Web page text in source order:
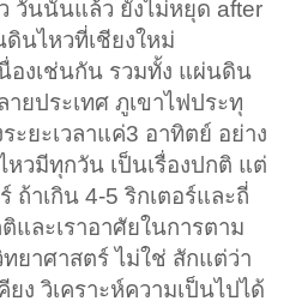
วันนั้นแล้ว ยังไม่หยุด after
นไหวที่เชียงใหม่
องเช่นกัน รวมทั้ง แผ่นดิน
ยประเทศ ภูเขาไฟประทุ
ะยะเวลาแค่3 อาทิตย์ อย่าง
วมีทุกวัน เป็นเรื่องปกติ แต่
ถ้าเกิน 4-5 ริกเตอร์และถี่
ละเราอาศัยในการตาม
ยาศาสตร์ ไม่ใช่ สักแต่ว่า
ยง วิเคราะห์ความเป็นไปได้